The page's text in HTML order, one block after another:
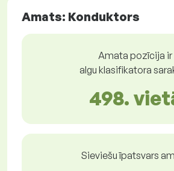
Amats: Konduktors
Amata pozīcija ir
algu klasifikatora
498.
Sieviešu īpatsvars